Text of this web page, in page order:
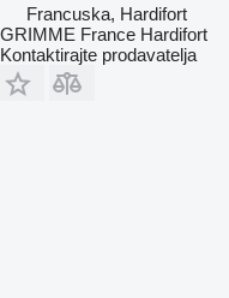
Francuska, Hardifort
GRIMME France Hardifort
Kontaktirajte prodavatelja